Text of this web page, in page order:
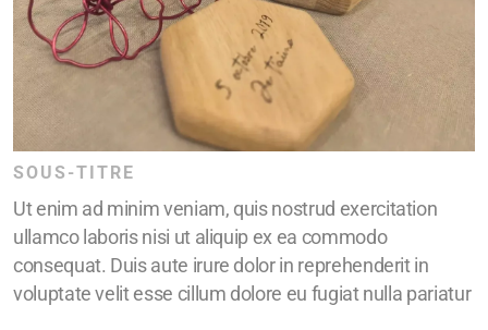
SOUS-TITRE
Ut enim ad minim veniam, quis nostrud exercitation
ullamco laboris nisi ut aliquip ex ea commodo
consequat. Duis aute irure dolor in reprehenderit in
voluptate velit esse cillum dolore eu fugiat nulla pariatur